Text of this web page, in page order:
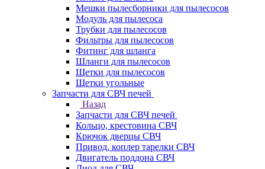
Мешки пылесборники для пылесосов
Модуль для пылесоса
Трубки для пылесосов
Фильтры для пылесосов
Фитинг для шланга
Шланги для пылесосов
Щетки для пылесосов
Щетки угольные
Запчасти для СВЧ печей
Назад
Запчасти для СВЧ печей
Кольцо, крестовина СВЧ
Крючок дверцы СВЧ
Привод, коплер тарелки СВЧ
Двигатель поддона СВЧ